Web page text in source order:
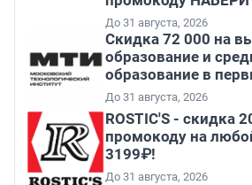
До 31 августа, 2026
Скидка 72 000 на
образование и
образование в
До 31 августа, 2026
ROSTIC'S - скидка
промокоду на
3199₽!
До 31 августа, 2026